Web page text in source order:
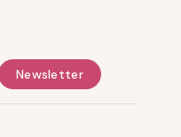
Newsletter